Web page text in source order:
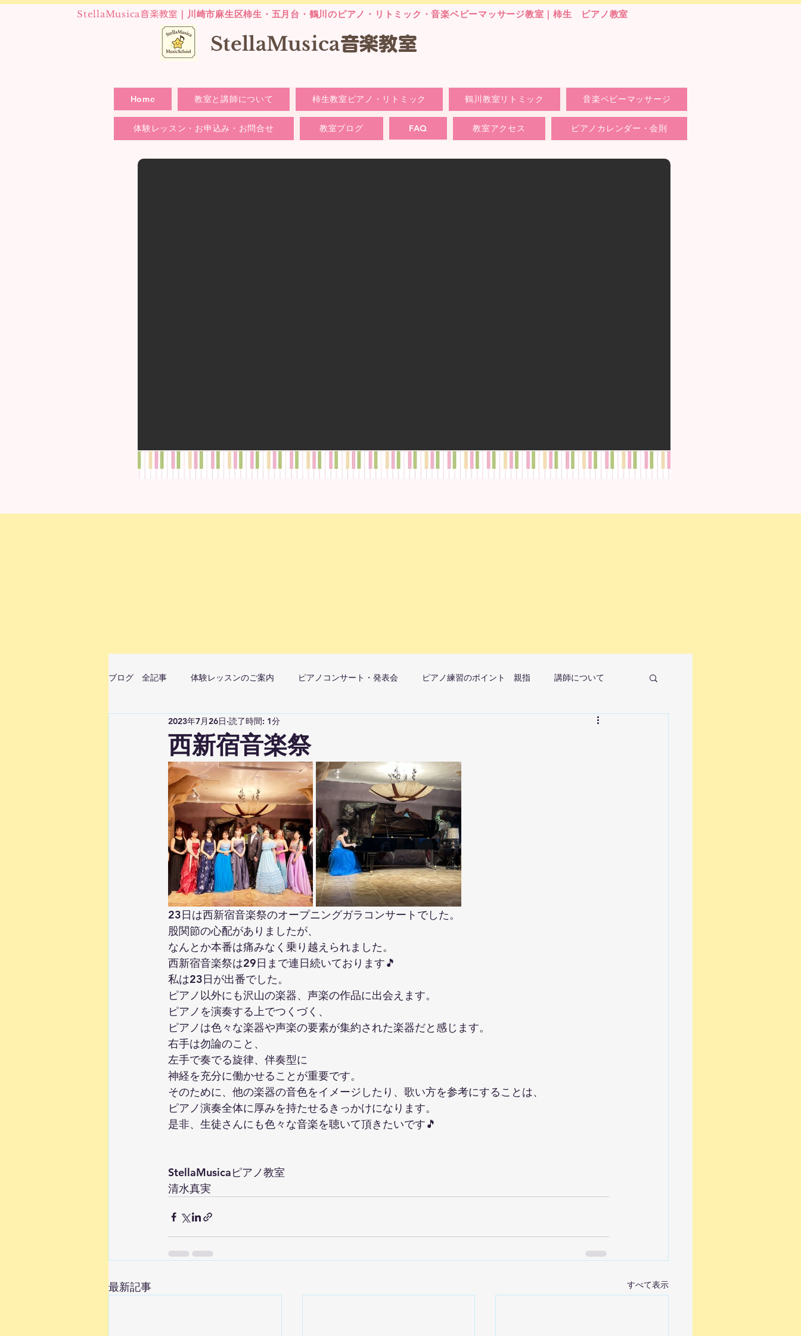
StellaMusica音楽教室 ｜川崎市麻生区柿生・五月台・鶴川のピアノ・リトミック・音楽ベビーマッサージ教室｜柿生 ピアノ教室
​StellaMusica音楽教室
Home 教室と講師について 柿生教室ピアノ・リトミック 鶴川教室リトミック 音楽ベビーマッサージ
体験レッスン・お申込み・お問合せ 教室ブログ FAQ 教室アクセス ピアノカレンダー・会則
ブログ 全記事 体験レッスンのご案内 ピアノコンサート・発表会 ピアノ練習のポイント 親指 講師について
ムジカベビーマッサージ（音楽ベビマ）月1開催
StellaMusicaピアノ・リトミック教室子どものレッスンについて 大人のレッスンについて
ピアノの上達法 0歳から幼児のリトミックについて 鶴川教室０歳から３歳の親子リトミック
西新宿音楽祭
2023年7月26日 読了時間: 1分
23日は西新宿音楽祭のオープニングガラコンサートでした。
股関節の心配がありましたが、
なんとか本番は痛みなく乗り越えられました。
西新宿音楽祭は29日まで連日続いております🎵
私は23日が出番でした。
ピアノ以外にも沢山の楽器、声楽の作品に出会えます。
ピアノを演奏する上でつくづく、
ピアノは色々な楽器や声楽の要素が集約された楽器だと感じます。
右手は勿論のこと、
左手で奏でる旋律、伴奏型に
神経を充分に働かせることが重要です。
そのために、他の楽器の音色をイメージしたり、歌い方を参考にすることは、
ピアノ演奏全体に厚みを持たせるきっかけになります。
是非、生徒さんにも色々な音楽を聴いて頂きたいです🎵
StellaMusicaピアノ教室
清水真実
最新記事 すべて表示